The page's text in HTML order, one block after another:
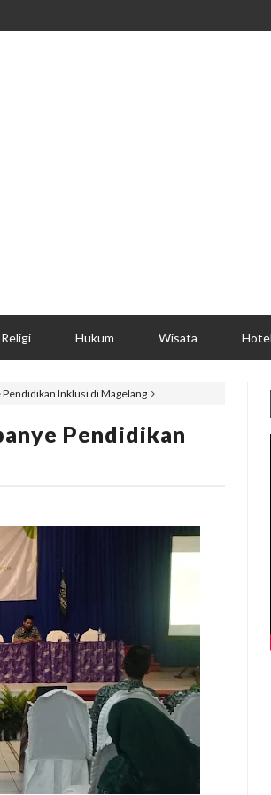
Religi Hukum Wisata Hotel
Pendidikan Inklusi di Magelang
Pendidikan